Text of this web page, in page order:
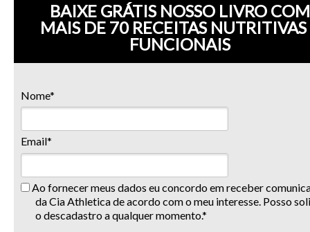
BAIXE GRÁTIS NOSSO LIVRO COM
MAIS DE 70 RECEITAS NUTRITIVAS
FUNCIONAIS
Nome*
Email*
Ao fornecer meus dados eu concordo em receber
da Cia Athletica de acordo com o meu interesse. Posso
o descadastro a qualquer momento.*